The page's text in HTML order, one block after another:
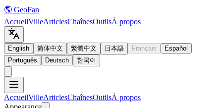
🌎 GeoFan
AccueilVilleArticlesChaînesOutilsÀ propos
English 简体中文 繁體中文 日本語 Français
Español
Português
Deutsch 한국어
AccueilVilleArticlesChaînesOutilsÀ propos